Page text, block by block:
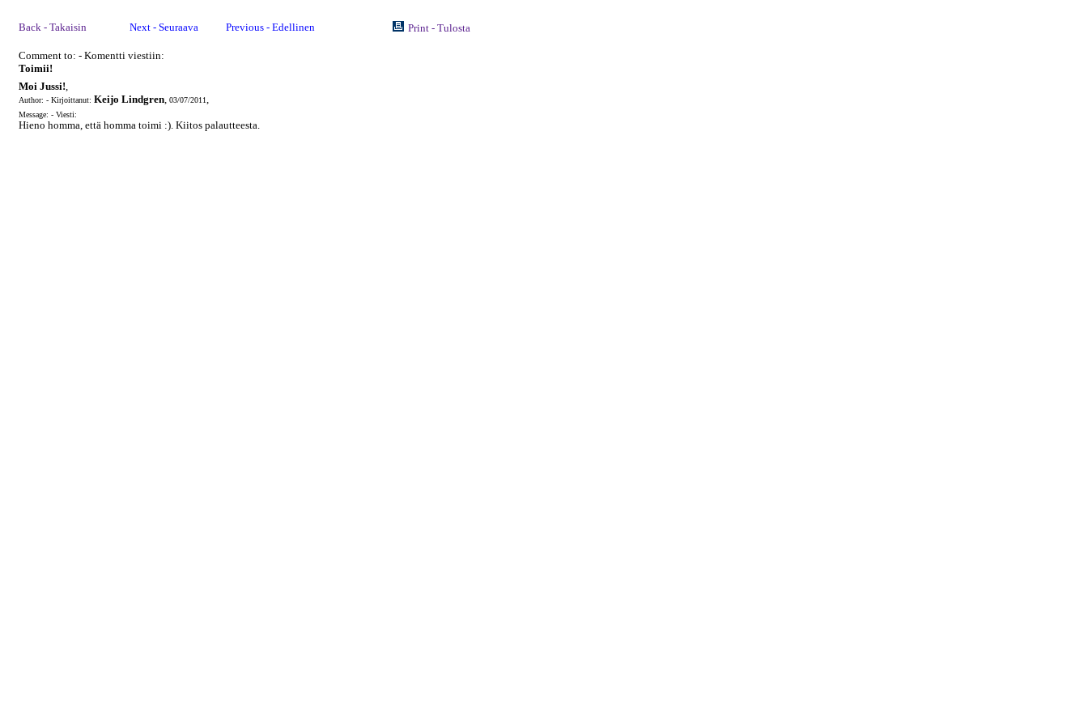
Back - Takaisin Next - Seuraava Previous - Edellinen Print - Tulosta
Comment to: - Komentti viestiin:
Toimii!
Moi Jussi!,
Author: - Kirjoittanut: Keijo Lindgren, 03/07/2011,
Message: - Viesti:
Hieno homma, että homma toimi :). Kiitos palautteesta.